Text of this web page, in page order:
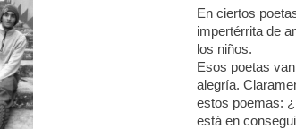
En ciertos
impertérrita de
los niños.
Esos poetas
alegría.
estos poemas:
está en